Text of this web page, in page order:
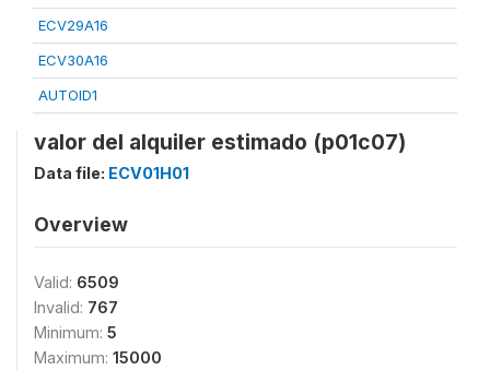
ECV29A16
ECV30A16
AUTOID1
valor del alquiler estimado (p01c07)
Data file: ECV01H01
Overview
Valid: 6509
Invalid: 767
Minimum: 5
Maximum: 15000